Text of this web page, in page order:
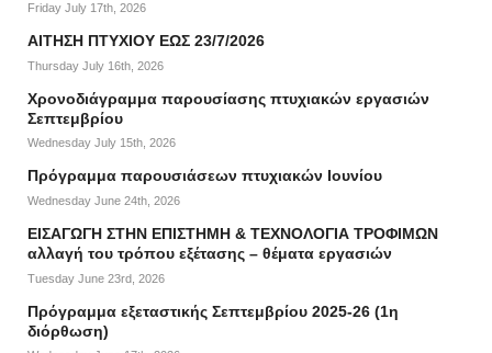
Friday July 17th, 2026
ΑΙΤΗΣΗ ΠΤΥΧΙΟΥ ΕΩΣ 23/7/2026
Thursday July 16th, 2026
Χρονοδιάγραμμα παρουσίασης πτυχιακών εργασιών
Σεπτεμβρίου
Wednesday July 15th, 2026
Πρόγραμμα παρουσιάσεων πτυχιακών Ιουνίου
Wednesday June 24th, 2026
ΕΙΣΑΓΩΓΗ ΣΤΗΝ ΕΠΙΣΤΗΜΗ & ΤΕΧΝΟΛΟΓΙΑ ΤΡΟΦΙΜΩΝ
αλλαγή του τρόπου εξέτασης – θέματα εργασιών
Tuesday June 23rd, 2026
Πρόγραμμα εξεταστικής Σεπτεμβρίου 2025-26 (1η
διόρθωση)